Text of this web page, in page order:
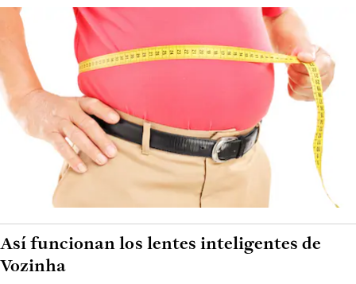
Así funcionan los lentes inteligentes de
Vozinha